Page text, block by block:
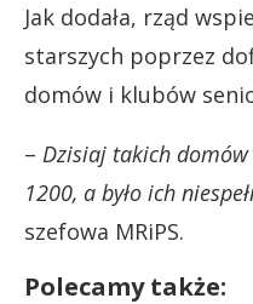
Jak dodała, rząd
starszych poprzez
domów i klubów
– Dzisiaj takich
1200, a było ich
szefowa MRiPS.
Polecamy także: